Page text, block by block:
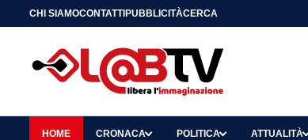
CHI SIAMOCONTATTIPUBBLICITÀCERCA
HOME CRONACA POLITICA ATTUALITÀ